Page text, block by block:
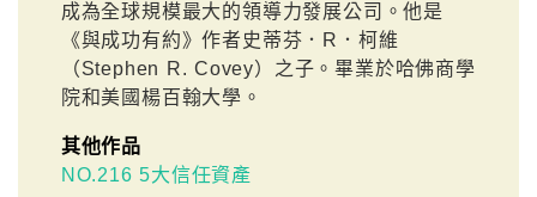
成為全球規模最大的領導力發展公司。他是
《與成功有約》作者史蒂芬．R．柯維
（Stephen R. Covey）之子。畢業於哈佛商學
院和美國楊百翰大學。
其他作品
NO.216 5大信任資產